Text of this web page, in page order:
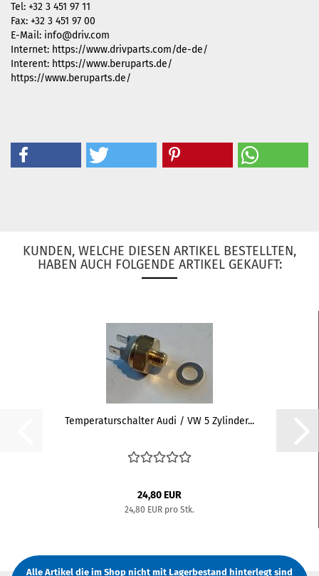
Tel: +32 3 451 97 11
Fax: +32 3 451 97 00
E-Mail: info@driv.com
Internet: https://www.drivparts.com/de-de/
Interent: https://www.beruparts.de/
https://www.beruparts.de/
KUNDEN, WELCHE DIESEN ARTIKEL BESTELLTEN,
HABEN AUCH FOLGENDE ARTIKEL GEKAUFT:
Temperaturschalter Audi / VW 5 Zylinder...
24,80 EUR
24,80 EUR pro Stk.
Alle Artikel die im Shop nicht mit Lagerbestand hinterlegt sind